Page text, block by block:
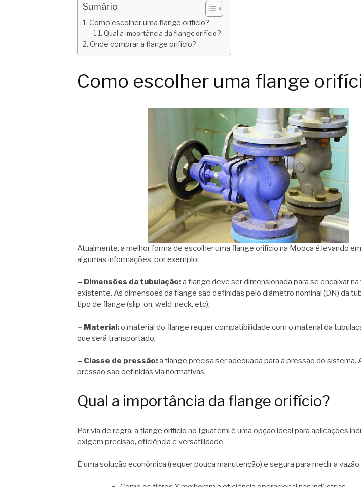
Sumário
Como escolher uma flange orifício?
Qual a importância da flange orifício?
Onde comprar a flange orifício?
Como escolher uma flange
Atualmente, a melhor forma de escolher uma flange orifício na Mooca é levando
algumas informações, por exemplo:
– Dimensões da tubulação:a flange deve ser dimensionada para se encaixar
existente. As dimensões da flange são definidas pelo diâmetro nominal (DN) da
tipo de flange (slip-on, weld-neck, etc);
– Material:o material do flange requer compatibilidade com o material da
que será transportado;
– Classe de pressão:a flange precisa ser adequada para a pressão do sistema.
pressão são definidas via normativas.
Qual a importância da flange orifício?
Por via de regra, a flange orifício no Iguatemi é uma opção ideal para aplicações
exigem precisão, eficiência e versatilidade.
É uma solução econômica (requer pouca manutenção) e segura para medir a